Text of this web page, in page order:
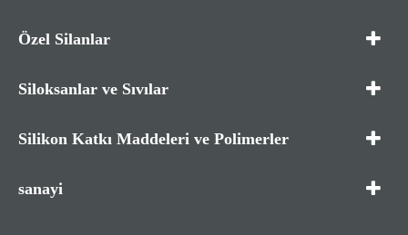
Özel Silanlar
Siloksanlar ve Sıvılar
Silikon Katkı Maddeleri ve Polimerler
sanayi